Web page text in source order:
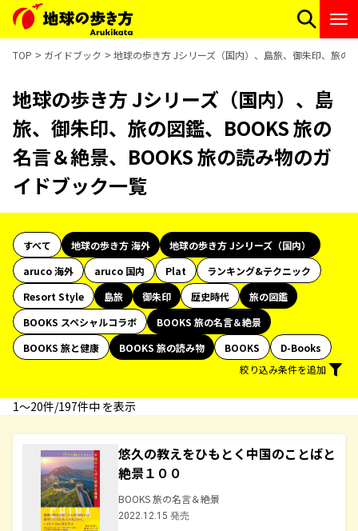
TOP ガイドブック 地球の歩き方 Jシリーズ（国内）、島旅、御朱印、旅の
地球の歩き方 Jシリーズ（国内）、島
旅、御朱印、旅の図鑑、BOOKS 旅の
名言＆絶景、BOOKS 旅の読み物のガ
イドブック一覧
すべて 地球の歩き方 海外
地球の歩き方 Jシリーズ（国内）
aruco 海外
aruco 国内 Plat
ランキング&テクニック
Resort Style
島旅 御朱印 歴史時代
旅の図鑑
BOOKS スペシャルコラボ
BOOKS 旅の名言＆絶景
BOOKS 旅と健康
BOOKS 旅の読み物 BOOKS
D-Books
絞り込み条件を追加
1〜20件/197件中 を表示
悠久の教えをひもとく中国のことばと
絶景１００
BOOKS 旅の名言＆絶景
2022.12.15 発売